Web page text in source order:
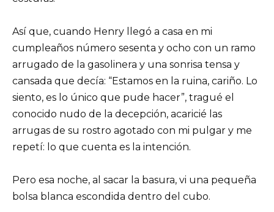
Así que, cuando Henry llegó a casa en mi
cumpleaños número sesenta y ocho con un ramo
arrugado de la gasolinera y una sonrisa tensa y
cansada que decía: “Estamos en la ruina, cariño. Lo
siento, es lo único que pude hacer”, tragué el
conocido nudo de la decepción, acaricié las
arrugas de su rostro agotado con mi pulgar y me
repetí: lo que cuenta es la intención.
Pero esa noche, al sacar la basura, vi una pequeña
bolsa blanca escondida dentro del cubo.